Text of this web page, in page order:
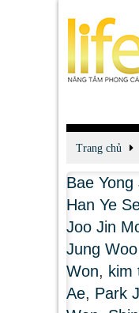
Trang chủ
Bae Yong
Han Ye
Joo Jin
Jung
Won, kim
Ae, Park